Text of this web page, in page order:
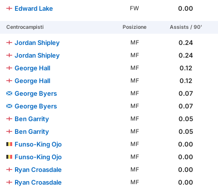
Edward Lake
FW 0.00
Centrocampisti Posizione Assists / 90'
Jordan Shipley MF
0.24
Jordan Shipley
MF
0.24
George Hall
MF
0.12
George Hall
MF
0.12
George Byers
MF
0.07
George Byers
MF
0.07
Ben Garrity
MF
0.05
Ben Garrity
MF
0.05
Funso-King Ojo
MF
0.00
Funso-King Ojo
MF
0.00
Ryan Croasdale
MF
0.00
Ryan Croasdale
MF
0.00